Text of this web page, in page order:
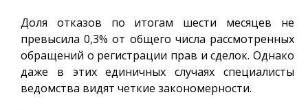
Доля отказов по итогам шести месяцев не
превысила 0,3% от общего числа рассмотренных
обращений о регистрации прав и сделок. Однако
даже в этих единичных случаях специалисты
ведомства видят четкие закономерности.